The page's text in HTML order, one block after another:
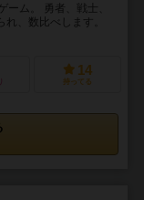
ム。 勇者、戦士、
、数比べします。
14
持ってる